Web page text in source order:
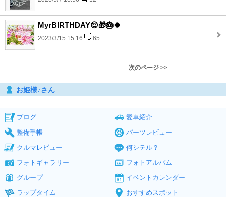
MyrBIRTHDAY😌🎁🎂🍀
2023/3/15 15:16 65
次のページ >>
お姫様♪さん
ブログ
愛車紹介
整備手帳
パーツレビュー
クルマレビュー
何シテル？
フォトギャラリー
フォトアルバム
グループ
イベントカレンダー
ラップタイム
おすすめスポット